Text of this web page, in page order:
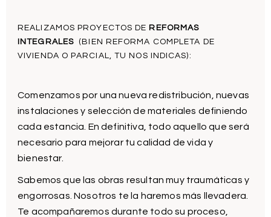
REALIZAMOS PROYECTOS DE REFORMAS
INTEGRALES (BIEN REFORMA COMPLETA DE
VIVIENDA O PARCIAL, TU NOS INDICAS):
Comenzamos por una nueva redistribución, nuevas
instalaciones y selección de materiales definiendo
cada estancia. En definitiva, todo aquello que será
necesario para mejorar tu calidad de vida y
bienestar.
Sabemos que las obras resultan muy traumáticas y
engorrosas. Nosotros te la haremos más llevadera.
Te acompañaremos durante todo su proceso,